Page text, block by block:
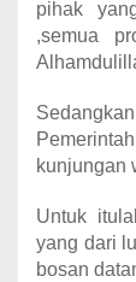
pihak
,semua
kunjungan
Untuk
yang dari
bosan